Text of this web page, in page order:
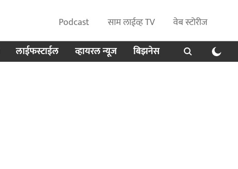
Podcast साम लाईव्ह TV
वेब स्टोरीज
लाईफस्टाईल व्हायरल न्यूज बिझनेस